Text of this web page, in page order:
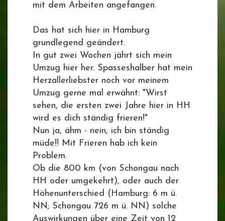
mit dem Arbeiten angefangen.
Das hat sich hier in Hamburg
grundlegend geändert.
In gut zwei Wochen jährt sich mein
Umzug hier her. Spasseshalber hat mein
Herzallerliebster noch vor meinem
Umzug gerne mal erwähnt: "Wirst
sehen, die ersten zwei Jahre hier in HH
wird es dich ständig frieren!"
Nun ja, ähm - nein, ich bin ständig
müde!! Mit Frieren hab ich kein
Problem.
Ob die 800 km (von Schongau nach
HH oder umgekehrt), oder auch der
Höhenunterschied (Hamburg: 6 m ü.
NN; Schongau 726 m ü. NN) solche
Auswirkungen über eine Zeit von 12